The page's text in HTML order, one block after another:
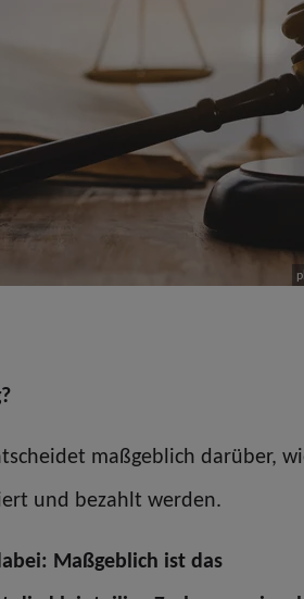
maßgeblich darüber,
und bezahlt werden.
Maßgeblich ist das